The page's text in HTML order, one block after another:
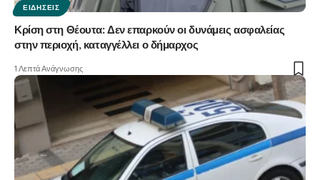
ΕΙΔΉΣΕΙΣ
Κρίση στη Θέουτα: Δεν επαρκούν οι δυνάμεις ασφαλείας
στην περιοχή, καταγγέλλει ο δήμαρχος
1 Λεπτά Ανάγνωσης